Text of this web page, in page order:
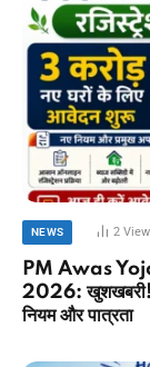
NEWS 2
PM Awas
2026: खुशखबरी!
नियम और पात्रता